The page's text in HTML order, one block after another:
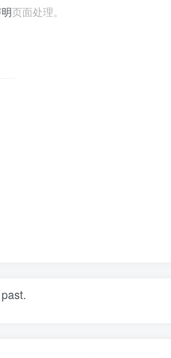
页面处理。